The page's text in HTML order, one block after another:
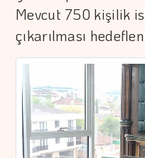
Mevcut 750 kişilik
çıkarılması